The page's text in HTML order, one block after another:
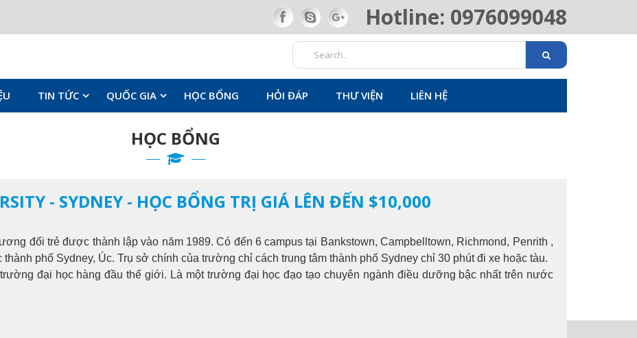
Hotline: 0976099048
TIN TỨC QUỐC GIA HỌC BỔNG HỎI ĐÁP THƯ VIỆN LIÊN HỆ
HỌC BỔNG
- SYDNEY - HỌC BỔNG TRỊ GIÁ LÊN ĐẾN $10,000
đối trẻ được thành lập vào năm 1989. Có đến 6 campus tại Bankstown, Campbelltown, Richmond, Penrith ,
thành phố Sydney, Úc. Trụ sở chính của trường chỉ cách trung tâm thành phố Sydney chỉ 30 phút đi xe hoặc tàu.
đại học hàng đầu thế giới. Là một trường đại học đạo tạo chuyên ngành điều dưỡng bậc nhất trên nước